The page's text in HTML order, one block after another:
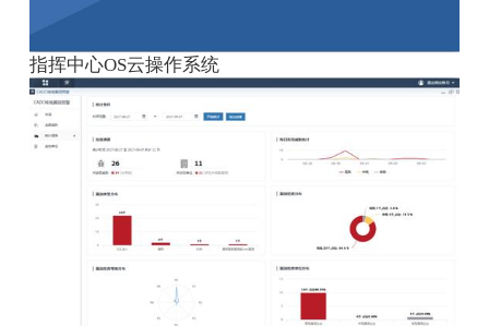
指挥中心OS云操作系统